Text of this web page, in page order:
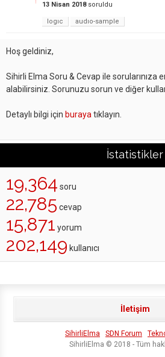
13 Nisan 2018 soruldu
logıc audıo-sample
Hoş geldiniz,
Sihirli Elma Soru & Cevap ile sorularınıza
alabilirsiniz. Sorunuzu sorun ve diğer
Detaylı bilgi için buraya tıklayın.
İstatistikler
19,364 soru
22,785 cevap
15,871 yorum
202,149 kullanıcı
İletişim
SihirliElma SDN Forum
SihirliElma © 2018 - Tüm